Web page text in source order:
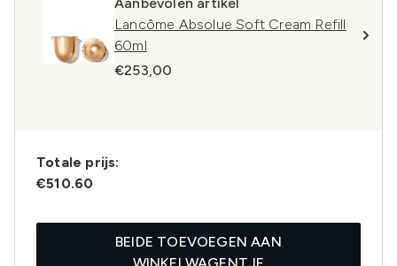
Lancôme Absolue Soft Cream Refill
60ml
€253,00
Totale prijs:
€510.60
BEIDE TOEVOEGEN AAN